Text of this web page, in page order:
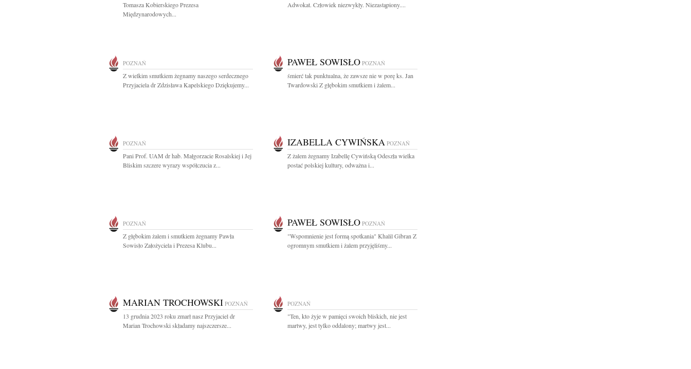
Tomasza Kobierskiego Prezesa
Międzynarodowych...
Adwokat. Człowiek niezwykły. Niezastąpiony....
POZNAŃ
Z wielkim smutkiem żegnamy naszego serdecznego
Przyjaciela dr Zdzisława Kapelskiego Dziękujemy...
PAWEŁ SOWISŁO POZNAŃ
śmierć tak punktualna, że zawsze nie w porę ks. Jan
Twardowski Z głębokim smutkiem i żalem...
POZNAŃ
Pani Prof. UAM dr hab. Małgorzacie Rosalskiej i Jej
Bliskim szczere wyrazy współczucia z...
IZABELLA CYWIŃSKA POZNAŃ
Z żalem żegnamy Izabellę Cywińską Odeszła wielka
postać polskiej kultury, odważna i...
POZNAŃ
Z głębokim żalem i smutkiem żegnamy Pawła
Sowisło Założyciela i Prezesa Klubu...
PAWEŁ SOWISŁO POZNAŃ
"Wspomnienie jest formą spotkania" Khalil Gibran Z
ogromnym smutkiem i żalem przyjęliśmy...
MARIAN TROCHOWSKI POZNAŃ
13 grudnia 2023 roku zmarł nasz Przyjaciel dr
Marian Trochowski składamy najszczersze...
POZNAŃ
"Ten, kto żyje w pamięci swoich bliskich, nie jest
martwy, jest tylko oddalony; martwy jest...